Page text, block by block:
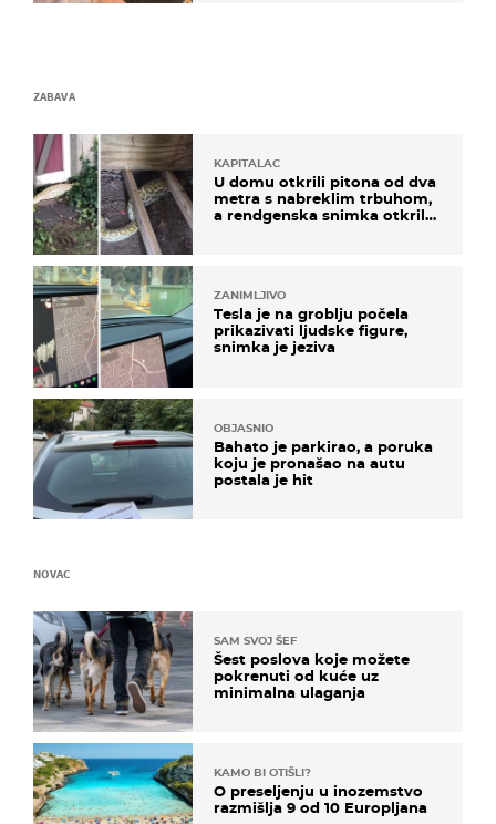
ZABAVA
KAPITALAC
U domu otkrili pitona od dva
metra s nabreklim trbuhom,
a rendgenska snimka otkrila
ZANIMLJIVO
Tesla je na groblju počela
prikazivati ljudske figure,
snimka je jeziva
OBJASNIO
Bahato je parkirao, a poruka
koju je pronašao na autu
postala je hit
NOVAC
SAM SVOJ ŠEF
Šest poslova koje možete
pokrenuti od kuće uz
minimalna ulaganja
KAMO BI OTIŠLI?
O preseljenju u inozemstvo
razmišlja 9 od 10 Europljana